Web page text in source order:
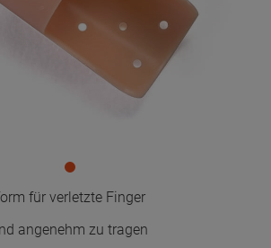
für verletzte Finger
angenehm zu tragen